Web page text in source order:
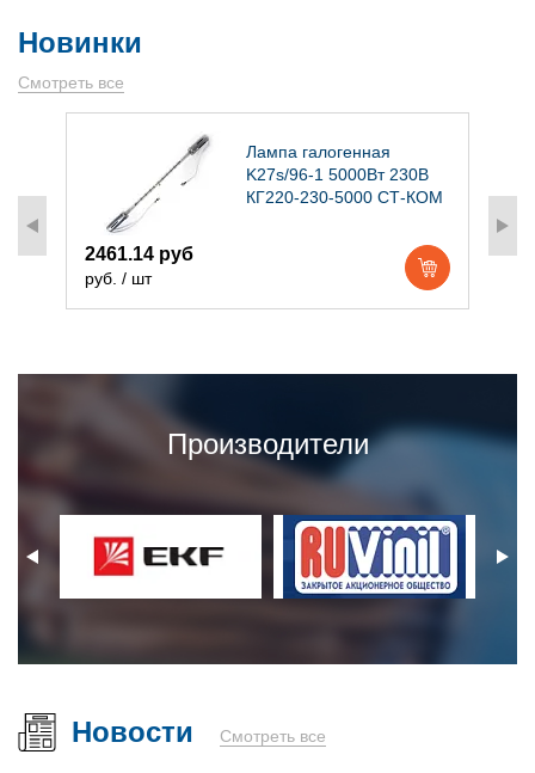
Новинки
Смотреть все
Лампа галогенная
K27s/96-1 5000Вт 230В
КГ220-230-5000 СТ-КОМ
2461.14 руб
руб. / шт
Производители
Новости Смотреть все